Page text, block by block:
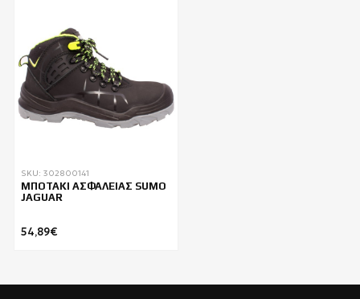
SKU: 302800141
ΜΠΟΤΑΚΙ ΑΣΦΑΛΕΙΑΣ SUMO
JAGUAR
54,89€